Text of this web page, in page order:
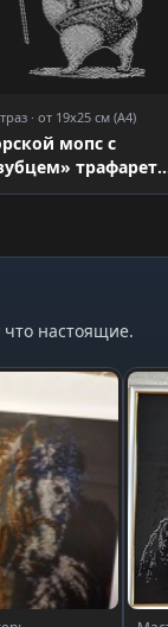
· от 19x25 см (A4)
мопс с
трафарет
настоящие.